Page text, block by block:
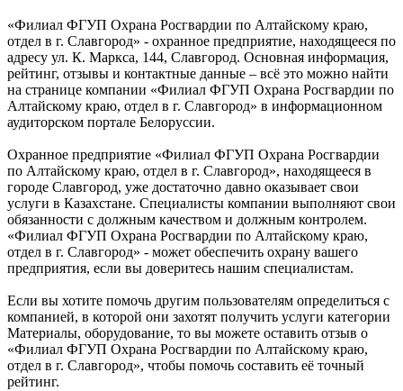
«Филиал ФГУП Охрана Росгвардии по Алтайскому краю,
отдел в г. Славгород» - охранное предприятие, находящееся по
адресу ул. К. Маркса, 144, Славгород. Основная информация,
рейтинг, отзывы и контактные данные – всё это можно найти
на странице компании «Филиал ФГУП Охрана Росгвардии по
Алтайскому краю, отдел в г. Славгород» в информационном
аудиторском портале Белоруссии.
Охранное предприятие «Филиал ФГУП Охрана Росгвардии
по Алтайскому краю, отдел в г. Славгород», находящееся в
городе Славгород, уже достаточно давно оказывает свои
услуги в Казахстане. Специалисты компании выполняют свои
обязанности с должным качеством и должным контролем.
«Филиал ФГУП Охрана Росгвардии по Алтайскому краю,
отдел в г. Славгород» - может обеспечить охрану вашего
предприятия, если вы доверитесь нашим специалистам.
Если вы хотите помочь другим пользователям определиться с
компанией, в которой они захотят получить услуги категории
Материалы, оборудование, то вы можете оставить отзыв о
«Филиал ФГУП Охрана Росгвардии по Алтайскому краю,
отдел в г. Славгород», чтобы помочь составить её точный
рейтинг.